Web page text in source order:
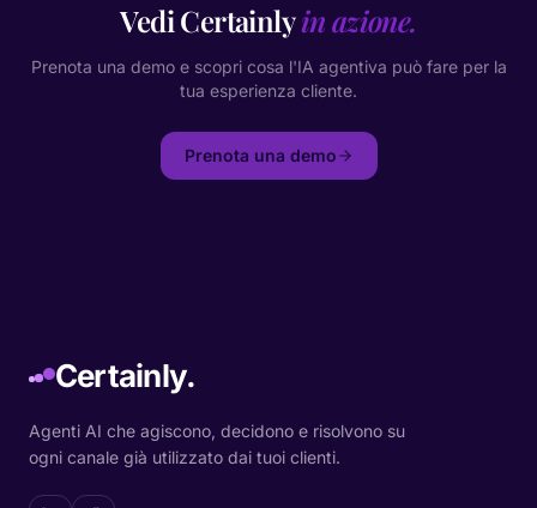
Vedi Certainlyin azione.
Prenota una demo e scopri cosa l'IA agentiva può fare per la
tua esperienza cliente.
Prenota una demo
Certainly.
Agenti AI che agiscono, decidono e risolvono su
ogni canale già utilizzato dai tuoi clienti.